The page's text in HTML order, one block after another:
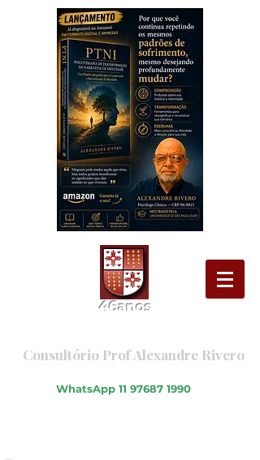
Consultório Prof Alexandre Rivero
WhatsApp 11 97687 1990
46anos